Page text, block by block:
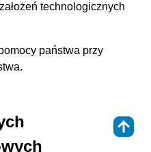
technologicznych
państwa przy